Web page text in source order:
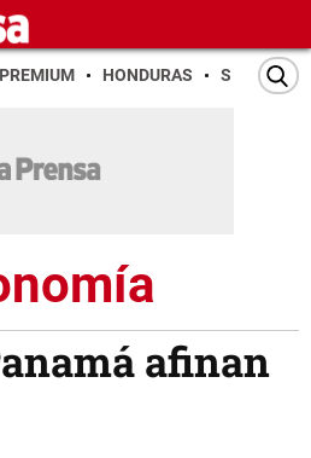
PREMIUM HONDURAS SAN PEDRO
afinan